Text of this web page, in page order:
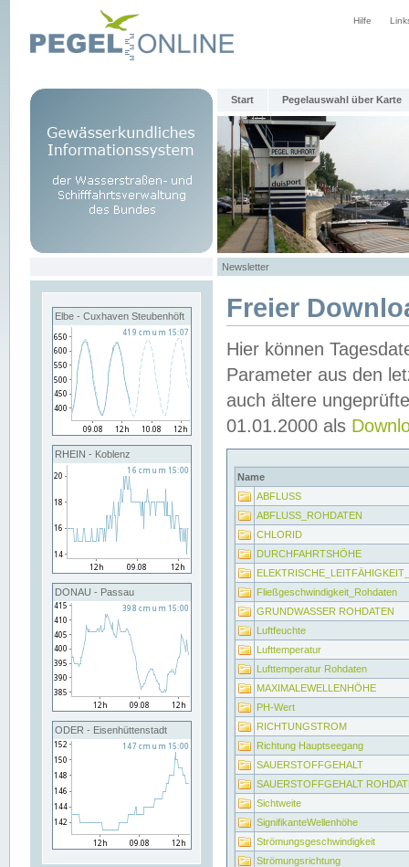
Hilfe
Start Pegelauswahl über Karte
Newsletter
Elbe - Cuxhaven Steubenhöft
RHEIN - Koblenz
DONAU - Passau
ODER - Eisenhüttenstadt
Freier
Hier können
Parameter aus den
auch ältere
01.01.2000 als
Name
ABFLUSS
ABFLUSS_ROHDATEN
CHLORID
DURCHFAHRTSHÖHE
Fließgeschwindigkeit_Rohdaten
GRUNDWASSER ROHDATEN
Luftfeuchte
Lufttemperatur
Lufttemperatur Rohdaten
MAXIMALEWELLENHÖHE
PH-Wert
RICHTUNGSTROM
Richtung Hauptseegang
SAUERSTOFFGEHALT
SAUERSTOFFGEHALT
Sichtweite
SignifikanteWellenhöhe
Strömungsgeschwindigkeit
Strömungsrichtung